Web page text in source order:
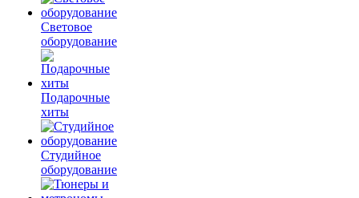
Световое
оборудование
Подарочные
хиты
Студийное
оборудование